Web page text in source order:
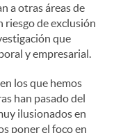
a otras áreas de
riesgo de exclusión
que
y empresarial.
los que hemos
han pasado del
ilusionados en
poner el foco en